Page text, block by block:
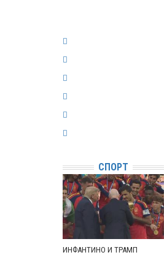
СПОРТ
ИНФАНТИНО И ТРАМП